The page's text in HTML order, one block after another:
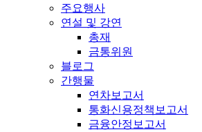
주요행사
연설 및 강연
총재
금통위원
블로그
간행물
연차보고서
통화신용정책보고서
금융안정보고서